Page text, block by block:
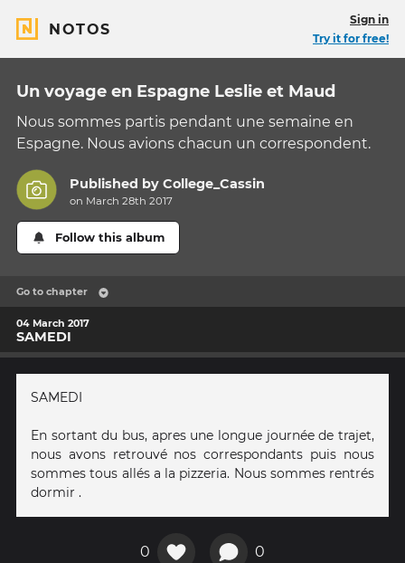
NOTOS
Sign in
Try it for free!
Un voyage en Espagne Leslie et Maud
Nous sommes partis pendant une semaine en
Espagne. Nous avions chacun un correspondent.
Published byCollege_Cassin
on March 28th 2017
Follow this album
Go to chapter
04 March 2017
SAMEDI
SAMEDI
En sortant du bus, apres une longue journée de trajet,
nous avons retrouvé nos correspondants puis nous
sommes tous allés a la pizzeria. Nous sommes rentrés
dormir .
0 0